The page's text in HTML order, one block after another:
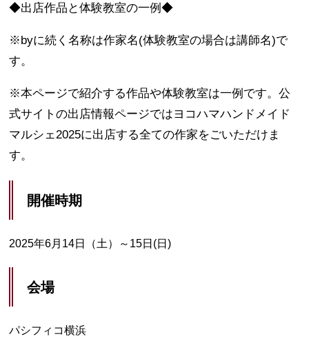
◆出店作品と体験教室の一例◆
※byに続く名称は作家名(体験教室の場合は講師名)で
す。
※本ページで紹介する作品や体験教室は一例です。公
式サイトの出店情報ページではヨコハマハンドメイド
マルシェ2025に出店する全ての作家をごいただけま
す。
開催時期
2025年6月14日（土）～15日(日)
会場
パシフィコ横浜